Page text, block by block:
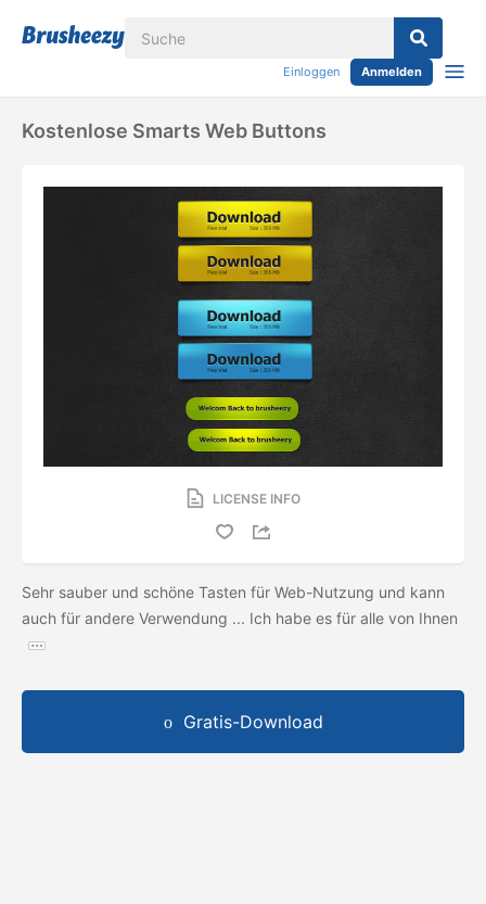
Einloggen Anmelden
Kostenlose Smarts Web Buttons
LICENSE INFO
Sehr sauber und schöne Tasten für Web-Nutzung und kann
auch für andere Verwendung ... Ich habe es für alle von Ihnen
Gratis-Download